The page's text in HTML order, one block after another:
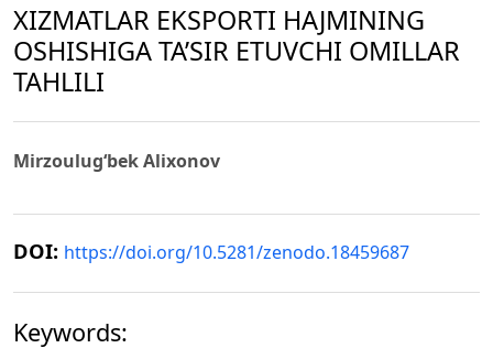
XIZMATLAR EKSPORTI HAJMINING
OSHISHIGA TA’SIR ETUVCHI OMILLAR
TAHLILI
Mirzoulug‘bek Alixonov
DOI: https://doi.org/10.5281/zenodo.18459687
Keywords: